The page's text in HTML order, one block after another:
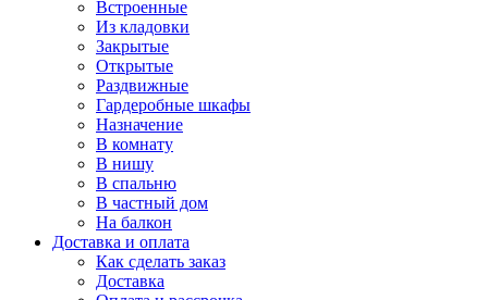
Встроенные
Из кладовки
Закрытые
Открытые
Раздвижные
Гардеробные шкафы
Назначение
В комнату
В нишу
В спальню
В частный дом
На балкон
Доставка и оплата
Как сделать заказ
Доставка